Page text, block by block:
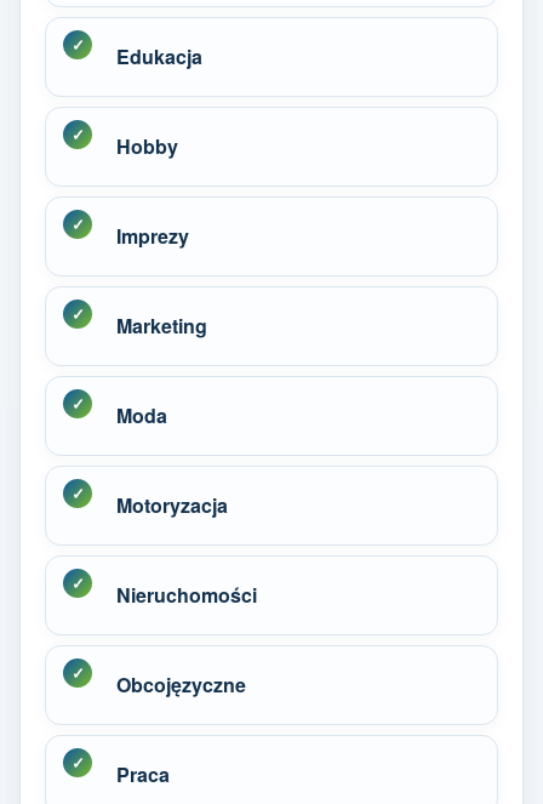
Edukacja
Hobby
Imprezy
Marketing
Moda
Motoryzacja
Nieruchomości
Obcojęzyczne
Praca